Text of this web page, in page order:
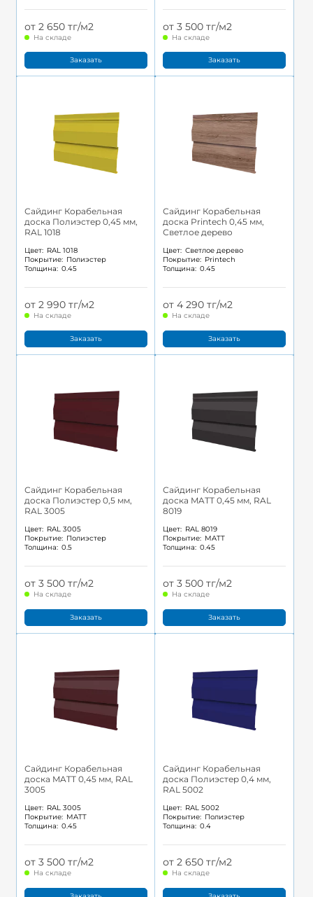
от 2 650 тг/м2
На складе
Заказать
от 3 500 тг/м2
На складе
Заказать
Сайдинг Корабельная
доска Полиэстер 0,45 мм,
RAL 1018
Цвет: RAL 1018
Покрытие: Полиэстер
Толщина: 0.45
от 2 990 тг/м2
На складе
Заказать
Сайдинг Корабельная
доска Printech 0,45 мм,
Светлое дерево
Цвет: Светлое дерево
Покрытие: Printech
Толщина: 0.45
от 4 290 тг/м2
На складе
Заказать
Сайдинг Корабельная
доска Полиэстер 0,5 мм,
RAL 3005
Цвет: RAL 3005
Покрытие: Полиэстер
Толщина: 0.5
от 3 500 тг/м2
На складе
Заказать
Сайдинг Корабельная
доска MATT 0,45 мм, RAL
8019
Цвет: RAL 8019
Покрытие: MATT
Толщина: 0.45
от 3 500 тг/м2
На складе
Заказать
Сайдинг Корабельная
доска MATT 0,45 мм, RAL
3005
Цвет: RAL 3005
Покрытие: MATT
Толщина: 0.45
от 3 500 тг/м2
На складе
Сайдинг Корабельная
доска Полиэстер 0,4 мм,
RAL 5002
Цвет: RAL 5002
Покрытие: Полиэстер
Толщина: 0.4
от 2 650 тг/м2
На складе